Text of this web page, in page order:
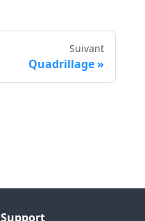
Suivant
Quadrillage
Support